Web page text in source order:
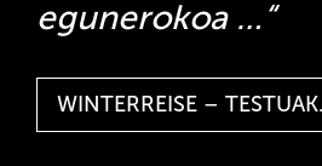
egunerokoa …“
WINTERREISE –